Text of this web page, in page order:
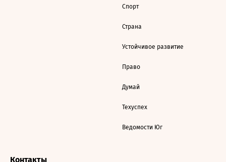
Спорт
Страна
Устойчивое развитие
Право
Думай
Техуспех
Ведомости Юг
Контакты